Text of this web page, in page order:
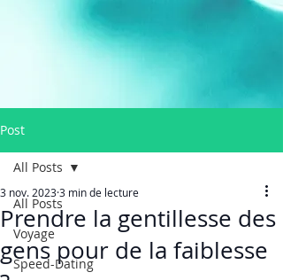
Post
All Posts
Voyage
Speed-Dating
All Posts
Prendre la gentillesse des
gens pour de la faiblesse
3 nov. 20233 min de lecture